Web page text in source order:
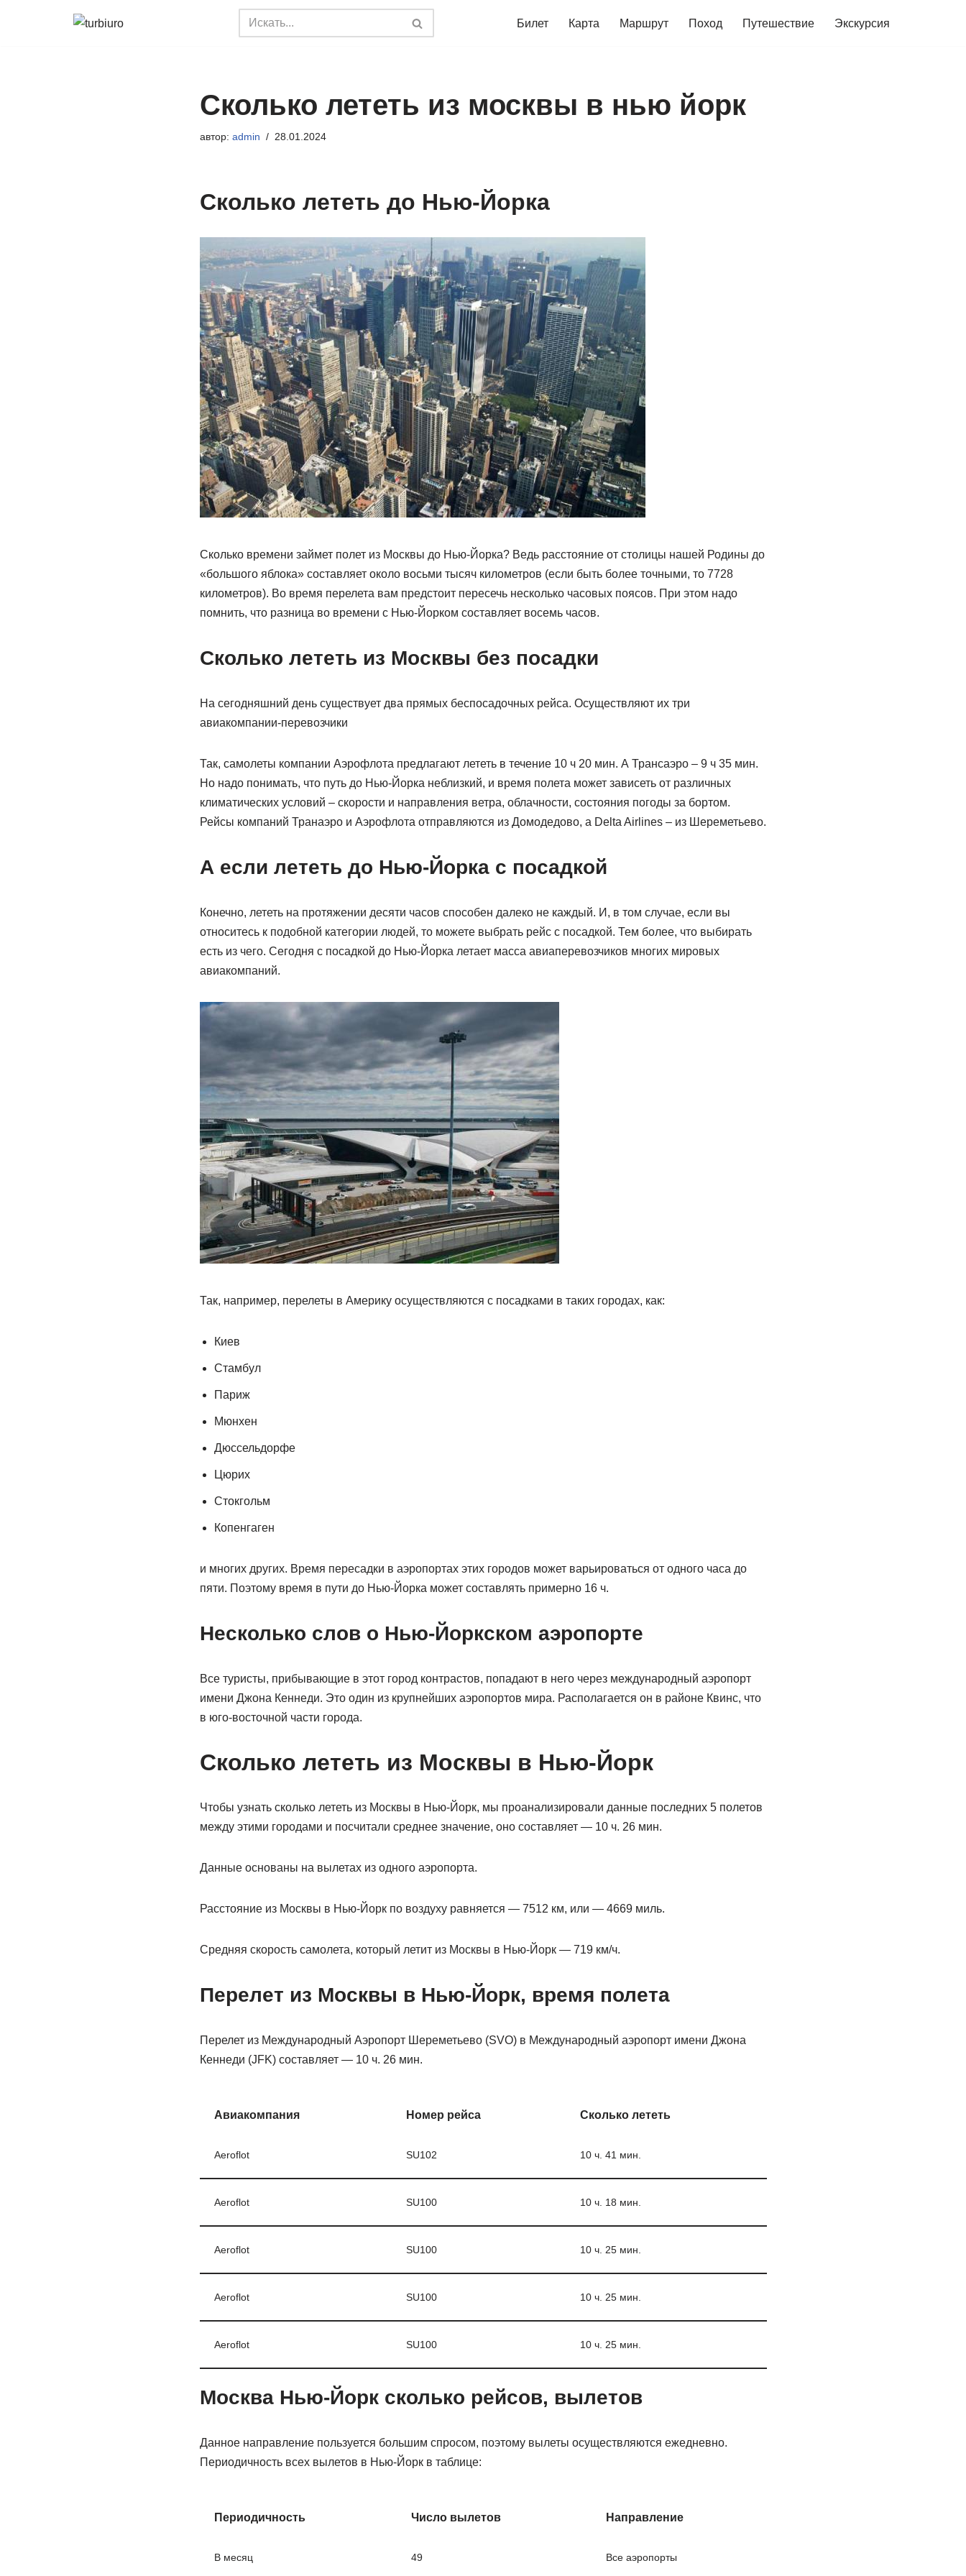
Билет Карта Маршрут Поход Путешествие Экскурсия
Сколько лететь из москвы в нью йорк
автор: admin 28.01.2024
Сколько лететь до Нью-Йорка
Сколько времени займет полет из Москвы до Нью-Йорка? Ведь расстояние от столицы нашей Родины до
«большого яблока» составляет около восьми тысяч километров (если быть более точными, то 7728
километров). Во время перелета вам предстоит пересечь несколько часовых поясов. При этом надо
помнить, что разница во времени с Нью-Йорком составляет восемь часов.
Сколько лететь из Москвы без посадки
На сегодняшний день существует два прямых беспосадочных рейса. Осуществляют их три
авиакомпании-перевозчики
Так, самолеты компании Аэрофлота предлагают лететь в течение 10 ч 20 мин. А Трансаэро – 9 ч 35 мин.
Но надо понимать, что путь до Нью-Йорка неблизкий, и время полета может зависеть от различных
климатических условий – скорости и направления ветра, облачности, состояния погоды за бортом.
Рейсы компаний Транаэро и Аэрофлота отправляются из Домодедово, а Delta Airlines – из Шереметьево.
А если лететь до Нью-Йорка с посадкой
Конечно, лететь на протяжении десяти часов способен далеко не каждый. И, в том случае, если вы
относитесь к подобной категории людей, то можете выбрать рейс с посадкой. Тем более, что выбирать
есть из чего. Сегодня с посадкой до Нью-Йорка летает масса авиаперевозчиков многих мировых
авиакомпаний.
Так, например, перелеты в Америку осуществляются с посадками в таких городах, как:
Киев
Стамбул
Париж
Мюнхен
Дюссельдорфе
Цюрих
Стокгольм
Копенгаген
и многих других. Время пересадки в аэропортах этих городов может варьироваться от одного часа до
пяти. Поэтому время в пути до Нью-Йорка может составлять примерно 16 ч.
Несколько слов о Нью-Йоркском аэропорте
Все туристы, прибывающие в этот город контрастов, попадают в него через международный аэропорт
имени Джона Кеннеди. Это один из крупнейших аэропортов мира. Располагается он в районе Квинс, что
в юго-восточной части города.
Сколько лететь из Москвы в Нью-Йорк
Чтобы узнать сколько лететь из Москвы в Нью-Йорк, мы проанализировали данные последних 5 полетов
между этими городами и посчитали среднее значение, оно составляет — 10 ч. 26 мин.
Данные основаны на вылетах из одного аэропорта.
Расстояние из Москвы в Нью-Йорк по воздуху равняется — 7512 км, или — 4669 миль.
Средняя скорость самолета, который летит из Москвы в Нью-Йорк — 719 км/ч.
Перелет из Москвы в Нью-Йорк, время полета
Перелет из Международный Аэропорт Шереметьево (SVO) в Международный аэропорт имени Джона
Кеннеди (JFK) составляет — 10 ч. 26 мин.
Авиакомпания Номер рейса Сколько лететь
Aeroflot SU102 10 ч. 41 мин.
Aeroflot SU100 10 ч. 18 мин.
Aeroflot SU100 10 ч. 25 мин.
Aeroflot SU100 10 ч. 25 мин.
Aeroflot SU100 10 ч. 25 мин.
Москва Нью-Йорк сколько рейсов, вылетов
Данное направление пользуется большим спросом, поэтому вылеты осуществляются ежедневно.
Периодичность всех вылетов в Нью-Йорк в таблице:
Периодичность Число вылетов Направление
В месяц 49 Все аэропорты